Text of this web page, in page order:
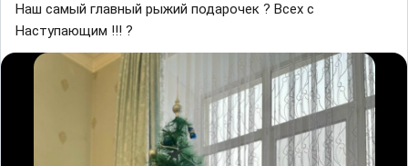
Наш самый главный рыжий подарочек ? Всех с
Наступающим !!! ?